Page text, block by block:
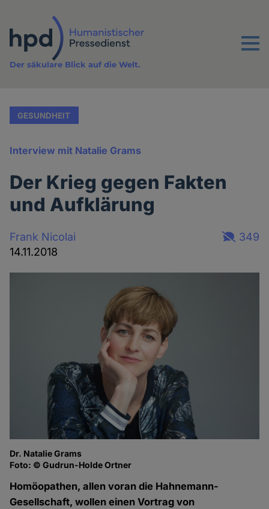
Inhalt
Menu
Der säkulare Blick auf die Welt.
GESUNDHEIT
Interview mit Natalie Grams
Der Krieg gegen Fakten
und Aufklärung
Frank Nicolai
14.11.2018
349
Dr. Natalie Grams
Foto: © Gudrun-Holde Ortner
Homöopathen, allen voran die Hahnemann-
Gesellschaft, wollen einen Vortrag von